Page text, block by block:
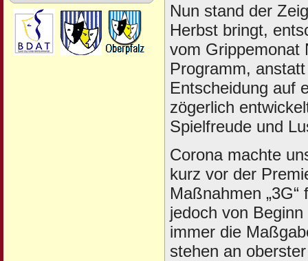
Nun stand der
Herbst bringt,
vom Grippemonat
Programm,
Entscheidung auf
zögerlich
Spielfreude und
Corona machte
kurz vor der
Maßnahmen
jedoch von
immer die
stehen an